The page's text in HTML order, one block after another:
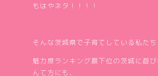
もはやネタ！！！！
そんな茨城県で子育てしている私たち
魅力度ランキング最下位の茨城に遊
んて方にも、